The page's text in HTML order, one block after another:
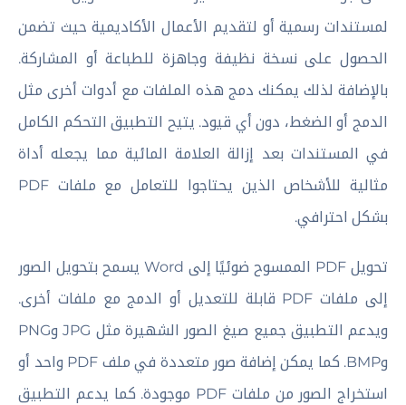
لمستندات رسمية أو لتقديم الأعمال الأكاديمية حيث تضمن
الحصول على نسخة نظيفة وجاهزة للطباعة أو المشاركة.
بالإضافة لذلك يمكنك دمج هذه الملفات مع أدوات أخرى مثل
الدمج أو الضغط، دون أي قيود. يتيح التطبيق التحكم الكامل
في المستندات بعد إزالة العلامة المائية مما يجعله أداة
مثالية للأشخاص الذين يحتاجوا للتعامل مع ملفات PDF
بشكل احترافي.
تحويل PDF الممسوح ضوئيًا إلى Word يسمح بتحويل الصور
إلى ملفات PDF قابلة للتعديل أو الدمج مع ملفات أخرى.
ويدعم التطبيق جميع صيغ الصور الشهيرة مثل JPG وPNG
وBMP. كما يمكن إضافة صور متعددة في ملف PDF واحد أو
استخراج الصور من ملفات PDF موجودة. كما يدعم التطبيق